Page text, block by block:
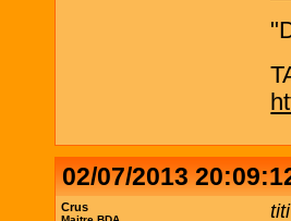
02/07/2013
Crus